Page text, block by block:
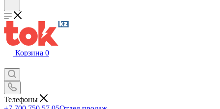
Корзина 0
Телефоны